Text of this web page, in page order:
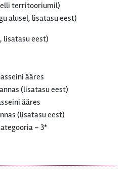
territooriumil)
alusel, lisatasu eest)
lisatasu eest)
ääres
(lisatasu eest)
ääres
(lisatasu eest)
– 3*